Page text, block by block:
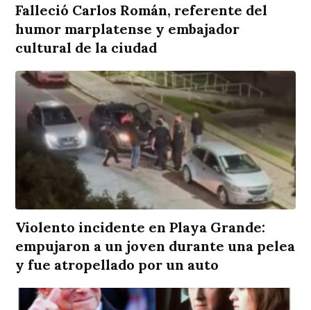
Falleció Carlos Román, referente del
humor marplatense y embajador
cultural de la ciudad
Violento incidente en Playa Grande:
empujaron a un joven durante una pelea
y fue atropellado por un auto